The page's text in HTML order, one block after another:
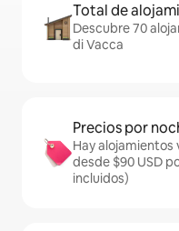
Total de
Descubre 70
di Vacca
Precios por
Hay alojamientos
desde $90 USD
incluidos)